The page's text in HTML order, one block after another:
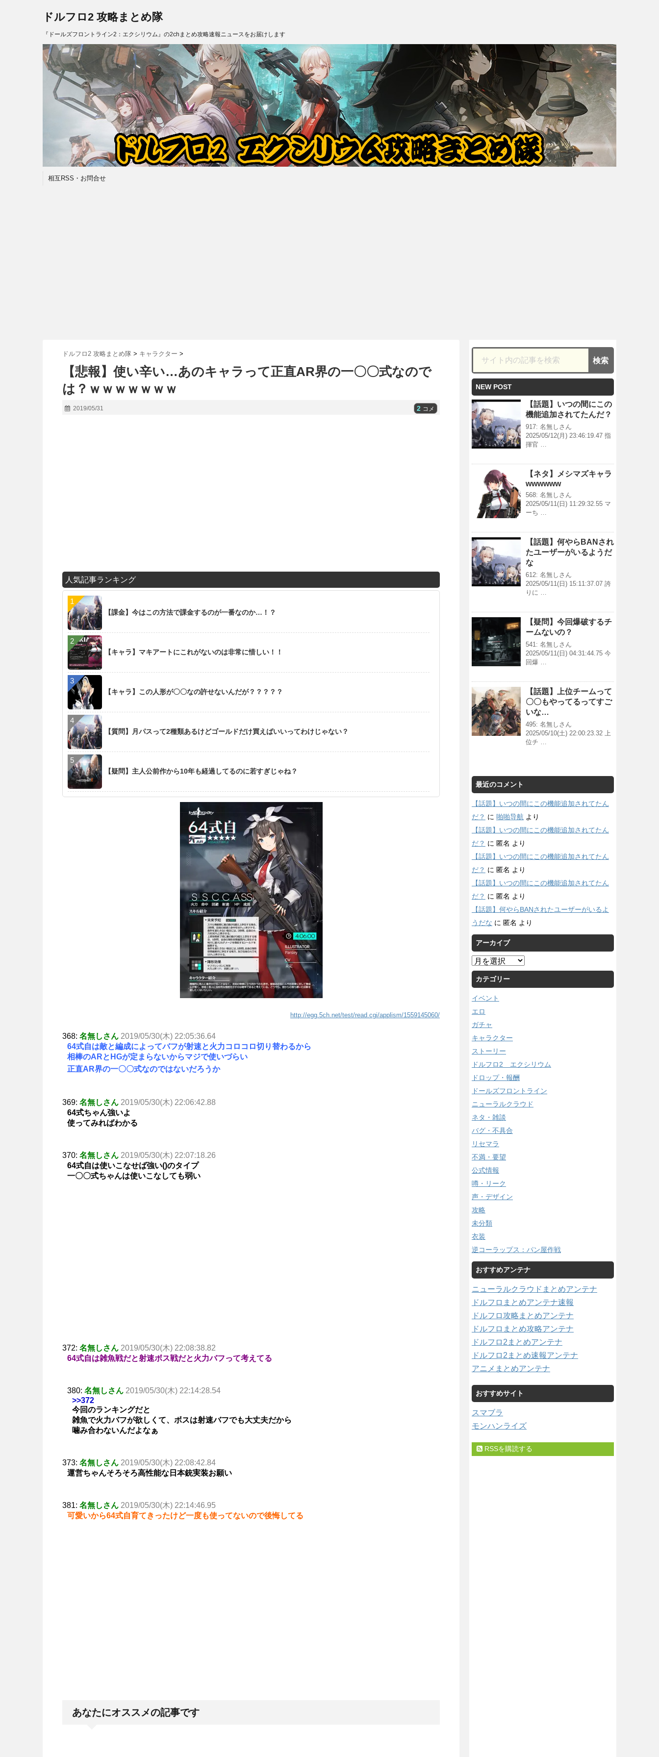
ドルフロ2 攻略まとめ隊
『ドールズフロントライン2：エクシリウム』の2chまとめ攻略速報ニュースをお届けします
相互RSS・お問合せ
ドルフロ2 攻略まとめ隊 > キャラクター >
【悲報】使い辛い…あのキャラって正直AR界の一〇〇式なので
は？ｗｗｗｗｗｗｗ
2019/05/31 2 コメ
人気記事ランキング
【課金】今はこの方法で課金するのが一番なのか…！？
【キャラ】マキアートにこれがないのは非常に惜しい！！
【キャラ】この人形が〇〇なの許せないんだが？？？？？
【質問】月パスって2種類あるけどゴールドだけ買えばいいってわけじゃない？
【疑問】主人公前作から10年も経過してるのに若すぎじゃね？
http://egg.5ch.net/test/read.cgi/applism/1559145060/
368: 名無しさん 2019/05/30(木) 22:05:36.64
64式自は敵と編成によってバフが射速と火力コロコロ切り替わるから
相棒のARとHGが定まらないからマジで使いづらい
正直AR界の一〇〇式なのではないだろうか
369: 名無しさん 2019/05/30(木) 22:06:42.88
64式ちゃん強いよ
使ってみればわかる
370: 名無しさん 2019/05/30(木) 22:07:18.26
64式自は使いこなせば強い()のタイプ
一〇〇式ちゃんは使いこなしても弱い
372: 名無しさん 2019/05/30(木) 22:08:38.82
64式自は雑魚戦だと射速ボス戦だと火力バフって考えてる
380: 名無しさん 2019/05/30(木) 22:14:28.54
>>372
今回のランキングだと
雑魚で火力バフが欲しくて、ボスは射速バフでも大丈夫だから
噛み合わないんだよなぁ
373: 名無しさん 2019/05/30(木) 22:08:42.84
運営ちゃんそろそろ高性能な日本銃実装お願い
381: 名無しさん 2019/05/30(木) 22:14:46.95
可愛いから64式自育てきったけど一度も使ってないので後悔してる
あなたにオススメの記事です
NEW POST
【話題】いつの間にこの
機能追加されてたんだ？
917: 名無しさん
2025/05/12(月) 23:46:19.47 指
揮官 …
【ネタ】メシマズキャラ
wwwwww
568: 名無しさん
2025/05/11(日) 11:29:32.55 マ
ーち …
【話題】何やらBANされ
たユーザーがいるようだ
な
612: 名無しさん
2025/05/11(日) 15:11:37.07 誇
りに …
【疑問】今回爆破するチ
ームないの？
541: 名無しさん
2025/05/11(日) 04:31:44.75 今
回爆 …
【話題】上位チームって
〇〇もやってるってすご
いな…
495: 名無しさん
2025/05/10(土) 22:00:23.32 上
位チ …
最近のコメント
【話題】いつの間にこの機能追加されてたん
だ？ に 啪啪导航 より
【話題】いつの間にこの機能追加されてたん
だ？ に 匿名 より
【話題】いつの間にこの機能追加されてたん
だ？ に 匿名 より
【話題】いつの間にこの機能追加されてたん
だ？ に 匿名 より
【話題】何やらBANされたユーザーがいるよ
うだな に 匿名 より
アーカイブ
ア
ー
カ
イ
ブ
カテゴリー
イベント
エロ
ガチャ
キャラクター
ストーリー
ドルフロ2 エクシリウム
ドロップ・報酬
ドールズフロントライン
ニューラルクラウド
ネタ・雑談
バグ・不具合
リセマラ
不満・要望
公式情報
噂・リーク
声・デザイン
攻略
未分類
衣装
逆コーラップス：パン屋作戦
おすすめアンテナ
ニューラルクラウドまとめアンテナ
ドルフロまとめアンテナ速報
ドルフロ攻略まとめアンテナ
ドルフロまとめ攻略アンテナ
ドルフロ2まとめアンテナ
ドルフロ2まとめ速報アンテナ
アニメまとめアンテナ
おすすめサイト
スマブラ
モンハンライズ
RSSを購読する